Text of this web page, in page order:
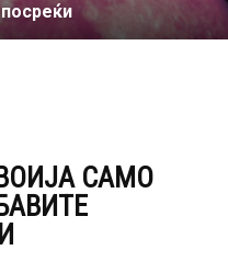
САМО